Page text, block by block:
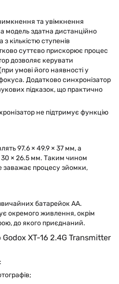
та увімкнення
модель здатна дистанційно
кількістю ступенів
суттєво прискорює процес
дозволяє керувати
умові його наявності у
Додатково синхронізатор
підказок, що практично
не підтримує функцію
97.6 × 49.9 × 37 мм, а
× 26.5 мм. Таким чином
заважає процесу зйомки,
батарейок AA.
окремого живлення, окрім
до якого приєднаний.
Godox XT-16 2.4G Transmitter